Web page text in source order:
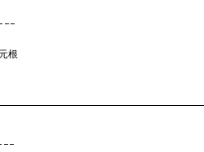
根